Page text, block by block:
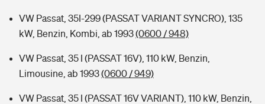
VW Passat, 35I-299 (PASSAT VARIANT SYNCRO), 135
kW, Benzin, Kombi, ab 1993(0600 / 948)
VW Passat, 35 I (PASSAT 16V), 110 kW, Benzin,
Limousine, ab 1993(0600 / 949)
VW Passat, 35 I (PASSAT 16V VARIANT), 110 kW, Benzin,